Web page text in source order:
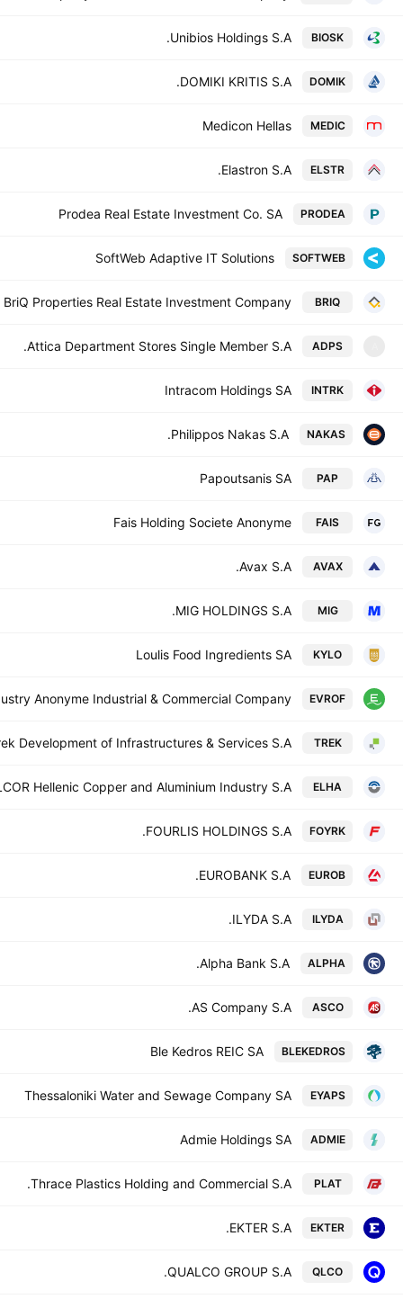
BIOSK
Unibios Holdings S.A.
DOMIK
DOMIKI KRITIS S.A.
MEDIC
Medicon Hellas
ELSTR
Elastron S.A.
PRODEA
Prodea Real Estate Investment Co. SA
SOFTWEB
SoftWeb Adaptive IT Solutions
BRIQ
BriQ Properties Real Estate Investment Company
ADPS
Attica Department Stores Single Member S.A.
INTRK
Intracom Holdings SA
NAKAS
Philippos Nakas S.A.
PAP
Papoutsanis SA
FAIS
Fais Holding Societe Anonyme
AVAX
Avax S.A.
MIG
MIG HOLDINGS S.A.
KYLO
Loulis Food Ingredients SA
EVROF
Anonyme Industrial & Commercial Company
TREK
Development of Infrastructures & Services S.A.
ELHA
Hellenic Copper and Aluminium Industry S.A.
FOYRK
FOURLIS HOLDINGS S.A.
EUROB
EUROBANK S.A.
ILYDA
ILYDA S.A.
ALPHA
Alpha Bank S.A.
ASCO
AS Company S.A.
BLEKEDROS
Ble Kedros REIC SA
EYAPS
Thessaloniki Water and Sewage Company SA
ADMIE
Admie Holdings SA
PLAT
Thrace Plastics Holding and Commercial S.A.
EKTER
EKTER S.A.
QLCO
QUALCO GROUP S.A.